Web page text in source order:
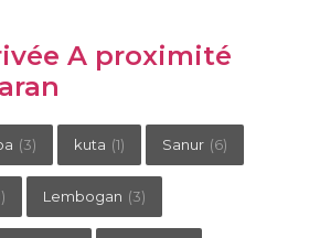
A proximité
(3) kuta (1) Sanur (6)
Lembogan (3)